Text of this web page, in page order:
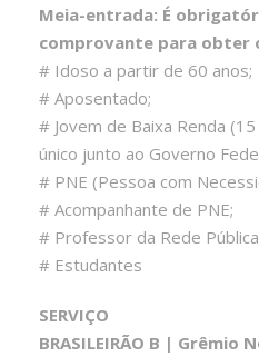
Meia-entrada: É
comprovante para obter
# Idoso a partir de 60 anos;
# Aposentado;
# Jovem de Baixa Renda
único junto ao Governo
# PNE (Pessoa com
# Acompanhante de PNE;
# Professor da Rede
# Estudantes
SERVIÇO
BRASILEIRÃO B |